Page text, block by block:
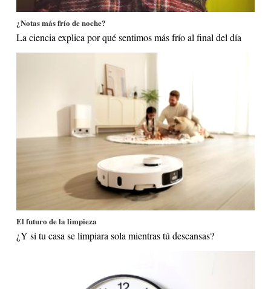
¿Notas más frío de noche?
La ciencia explica por qué sentimos más frío al final del día
El futuro de la limpieza
¿Y si tu casa se limpiara sola mientras tú descansas?